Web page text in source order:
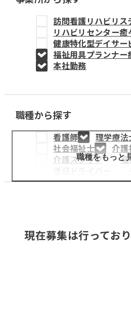
教育事業
姫路中央こども園
姫路中央保育園
採用情報
医療・介護事業
募集職種
訪問看護リハビリス
リハビリセンター癒
健康特化型デイサー
福祉用具プランナー
本社勤務
職種から探す
看護師 理学療法
社会福祉士
介護
介護スタッフ
福
職種をもっと
現在募集は行っており